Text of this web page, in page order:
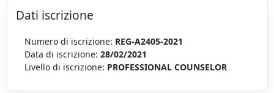
Dati iscrizione
Numero di iscrizione: REG-A2405-2021
Data di iscrizione: 28/02/2021
Livello di iscrizione: PROFESSIONAL COUNSELOR